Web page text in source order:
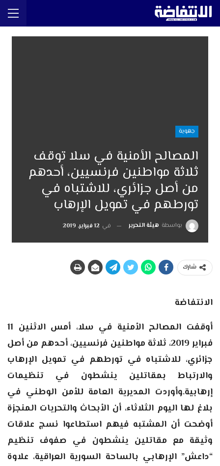
جهوية
المصالح الأمنية في سلا توقف
ثلاثة مواطنين فرنسيين، أحدهم
من أصل جزائري، للاشتباه في
تورطهم في تمويل الإرهاب
بواسطة هيئة التحرير في 12 فبراير, 2019
شارك
الانتفاضة
أوقفت المصالح الأمنية في سلا، أمس الاثنين 11
فبراير 2019، ثلاثة مواطنين فرنسيين، أحدهم من أصل
جزائري، للاشتباه في تورطهم في تمويل الإرهاب
والارتباط بمقاتلين ينشطون في تنظيمات
إرهابية.وأوردت المديرية العامة للأمن الوطني في
بلاغ لها اليوم الثلاثاء، أن الأبحاث والتحريات المنجزة
أوضحت أن المشتبه فيهم استطاعوا نسج علاقات
وثيقة مع مقاتلين ينشطون في صفوف تنظيم
“داعش” الإرهابي بالساحة السورية العراقية، علاوة